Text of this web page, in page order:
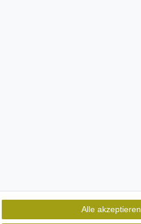
Alle akzeptieren